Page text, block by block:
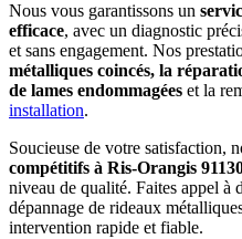
Nous vous garantissons un
efficace, avec un diagnostic
et sans engagement. Nos
métalliques coincés, la
de lames endommagées et la
installation.
Soucieuse de votre satisfaction,
compétitifs à Ris-Orangis
niveau de qualité. Faites appel à
dépannage de rideaux
intervention rapide et fiable.